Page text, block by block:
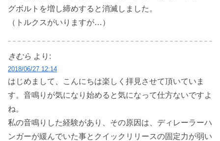
グボルトを増し締めすると消滅しました。
（トルクスがいりますが…）
きむら より:
2018/06/27 12:14
はじめまして、こんにちは楽しく拝見させて頂いていま
す。音鳴りが気になり始めると気になって仕方ないですよ
ね。
私の音鳴りした経験があり、その原因は、ディレーラーハ
ンガーが緩んでいた事とクイックリリースの固定力が弱い